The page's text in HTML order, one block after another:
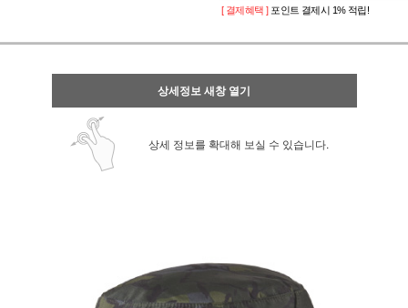
[ 결제혜택 ] 포인트 결제시 1% 적립!
상세정보 새창 열기
상세 정보를 확대해 보실 수 있습니다.